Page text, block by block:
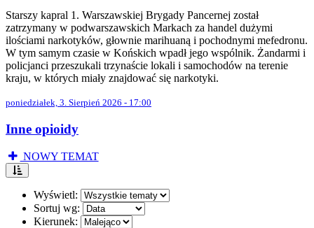
Starszy kapral 1. Warszawskiej Brygady Pancernej został
zatrzymany w podwarszawskich Markach za handel dużymi
ilościami narkotyków, głownie marihuaną i pochodnymi mefedronu.
W tym samym czasie w Końskich wpadł jego wspólnik. Żandarmi i
policjanci przeszukali trzynaście lokali i samochodów na terenie
kraju, w których miały znajdować się narkotyki.
poniedziałek, 3. Sierpień 2026 - 17:00
Inne opioidy
NOWY TEMAT
Wyświetl:
Sortuj wg:
Kierunek: